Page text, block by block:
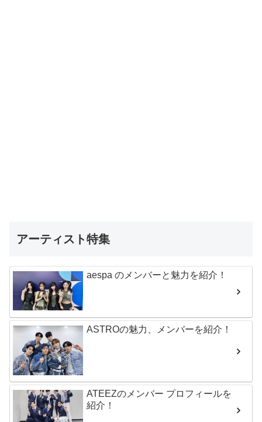
アーティスト特集
aespa のメンバーと魅力を紹介！
ASTROの魅力、メンバーを紹介！
ATEEZのメンバー プロフィールを
紹介！